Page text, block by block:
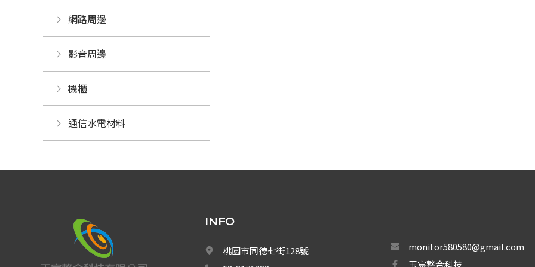
網路周邊
影音周邊
機櫃
通信水電材料
INFO
桃園市同德七街128號
monitor580580@gmail.com
玉宸整合科技